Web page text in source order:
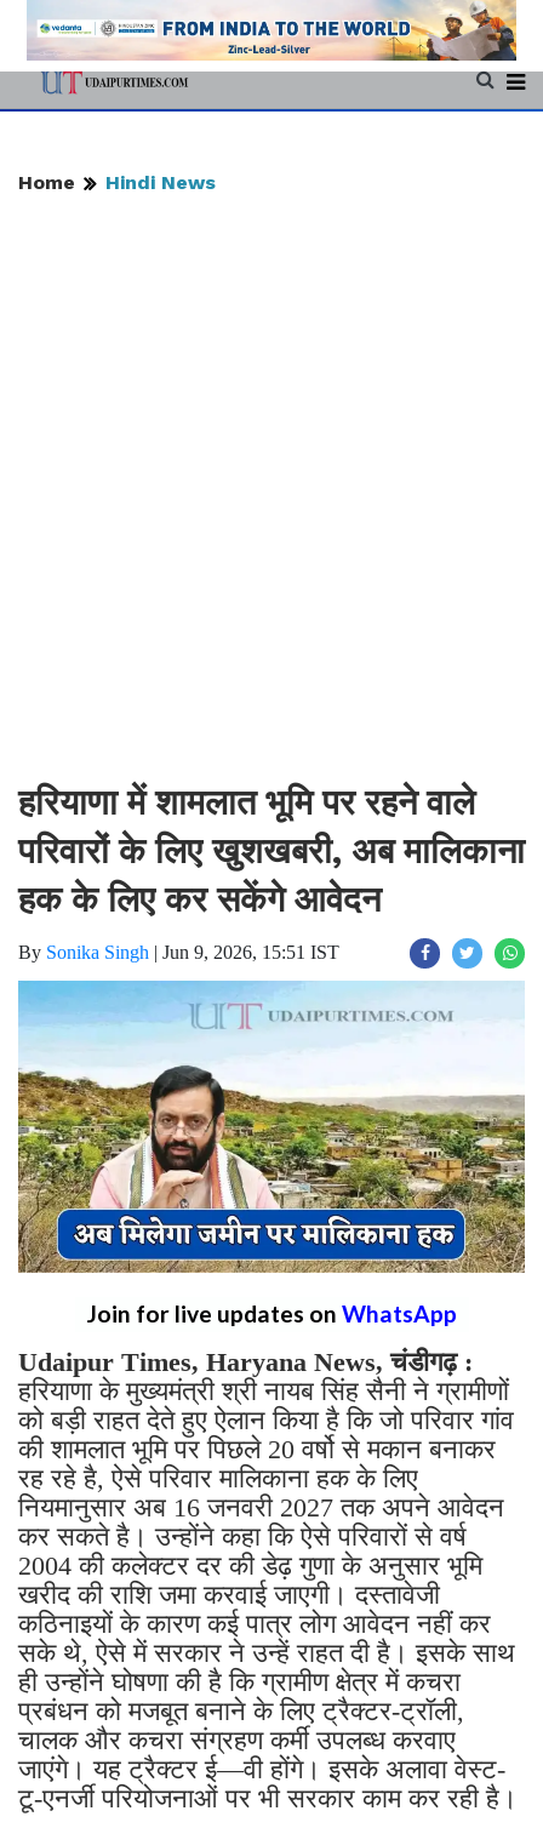
Home Hindi News
हरियाणा में शामलात भूमि पर रहने वाले
परिवारों के लिए खुशखबरी, अब मालिकाना
हक के लिए कर सकेंगे आवेदन
By Sonika Singh | Jun 9, 2026, 15:51 IST
Join for live updates on WhatsApp
Udaipur Times, Haryana News, चंडीगढ़ :
हरियाणा के मुख्यमंत्री श्री नायब सिंह सैनी ने ग्रामीणों
को बड़ी राहत देते हुए ऐलान किया है कि जो परिवार गांव
की शामलात भूमि पर पिछले 20 वर्षो से मकान बनाकर
रह रहे है, ऐसे परिवार मालिकाना हक के लिए
नियमानुसार अब 16 जनवरी 2027 तक अपने आवेदन
कर सकते है। उन्होंने कहा कि ऐसे परिवारों से वर्ष
2004 की कलेक्टर दर की डेढ़ गुणा के अनुसार भूमि
खरीद की राशि जमा करवाई जाएगी। दस्तावेजी
कठिनाइयों के कारण कई पात्र लोग आवेदन नहीं कर
सके थे, ऐसे में सरकार ने उन्हें राहत दी है। इसके साथ
ही उन्होंने घोषणा की है कि ग्रामीण क्षेत्र में कचरा
प्रबंधन को मजबूत बनाने के लिए ट्रैक्टर-ट्रॉली,
चालक और कचरा संग्रहण कर्मी उपलब्ध करवाए
जाएंगे। यह ट्रैक्टर ई—वी होंगे। इसके अलावा वेस्ट-
टू-एनर्जी परियोजनाओं पर भी सरकार काम कर रही है।